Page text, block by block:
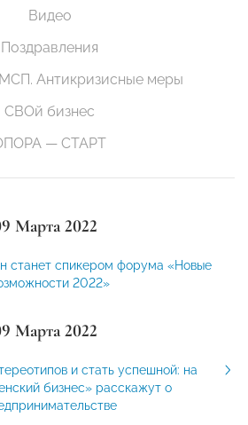
Видео
Поздравления
Антикризисные меры
СВОй бизнес
— СТАРТ
Марта 2022
станет спикером форума «Новые
2022»
Марта 2022
и стать успешной: на
бизнес» расскажут о